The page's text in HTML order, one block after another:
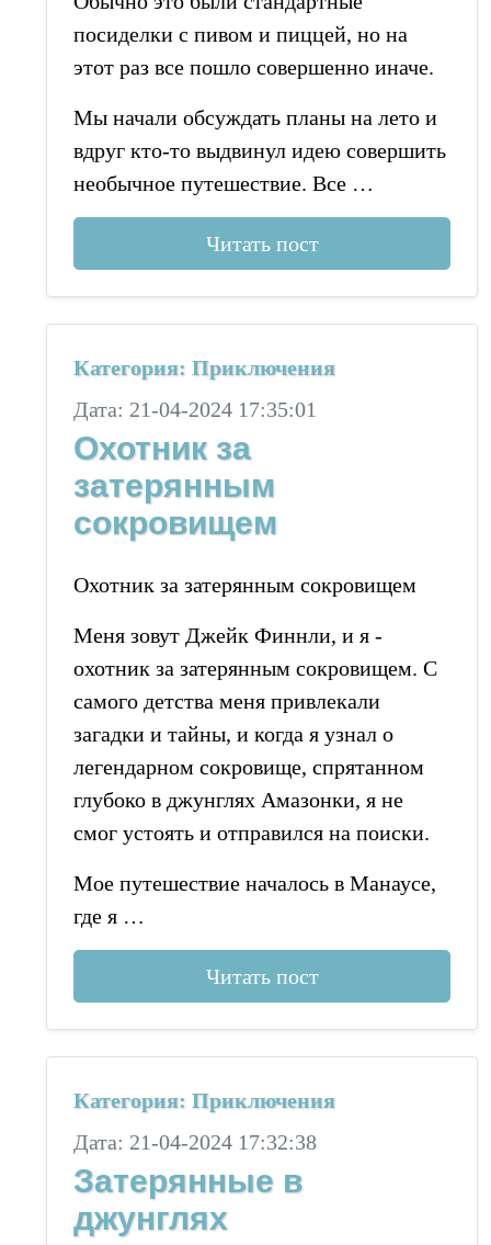
посиделки с пивом и пиццей, но на
этот раз все пошло совершенно иначе.
Мы начали обсуждать планы на лето и
вдруг кто-то выдвинул идею совершить
необычное путешествие. Все …
Читать пост
Категория: Приключения
Дата: 21-04-2024 17:35:01
Охотник за
затерянным
сокровищем
Охотник за затерянным сокровищем
Меня зовут Джейк Финнли, и я -
охотник за затерянным сокровищем. С
самого детства меня привлекали
загадки и тайны, и когда я узнал о
легендарном сокровище, спрятанном
глубоко в джунглях Амазонки, я не
смог устоять и отправился на поиски.
Мое путешествие началось в Манаусе,
где я …
Читать пост
Категория: Приключения
Дата: 21-04-2024 17:32:38
Затерянные в
джунглях